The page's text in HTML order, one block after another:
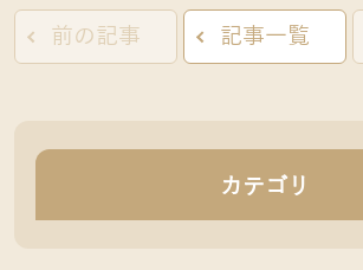
前の記事 記事一覧
カテゴリ